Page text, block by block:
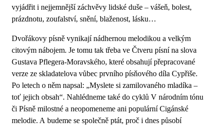
vyjádřit i nejjemnější záchvěvy lidské duše – vášeň, bolest,
prázdnotu, zoufalství, snění, blaženost, lásku…
Dvořákovy písně vynikají nádhernou melodikou a velkým
citovým nábojem. Je tomu tak třeba ve Čtveru písní na slova
Gustava Pflegera-Moravského, které obsahují přepracované
verze ze skladatelova vůbec prvního písňového díla Cypřiše.
Po letech o něm napsal: „Myslete si zamilovaného mladíka –
toť jejich obsah“. Nahlédneme také do cyklů V národním tónu
či Písně milostné a neopomeneme ani populární Cigánské
melodie. A budeme se společně ptát, proč i dnes působí